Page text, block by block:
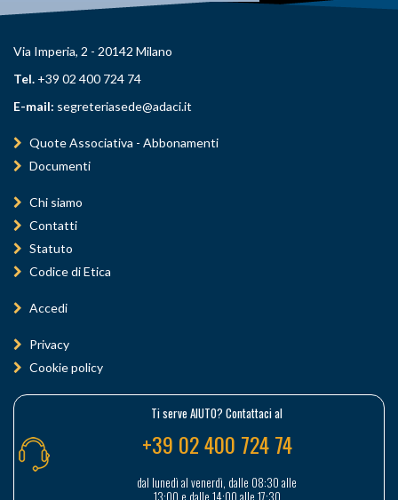
Via Imperia, 2 - 20142 Milano
Tel. +39 02 400 724 74
E-mail: segreteriasede@adaci.it
Quote Associativa - Abbonamenti
Documenti
Chi siamo
Contatti
Statuto
Codice di Etica
Accedi
Privacy
Cookie policy
Ti serve AIUTO? Contattaci al
+39 02 400 724 74
dal lunedì al venerdì, dalle 08:30 alle
13:00 e dalle 14:00 alle 17:30